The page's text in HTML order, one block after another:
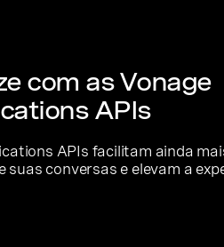
com as Vonage
APIs
APIs facilitam ainda
suas conversas e elevam a